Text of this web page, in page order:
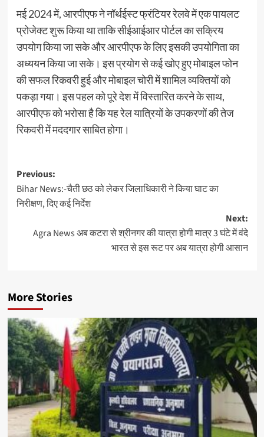
मई 2024 में, आरपीएफ ने नॉर्थईस्ट फ्रंटियर रेलवे में एक पायलट
प्रोजेक्ट शुरू किया था ताकि सीईआईआर पोर्टल का सक्रिय
उपयोग किया जा सके और आरपीएफ के लिए इसकी उपयोगिता का
अध्ययन किया जा सके। इस प्रयोग से कई खोए हुए मोबाइल फोन
की सफल रिकवरी हुई और मोबाइल चोरी में शामिल व्यक्तियों को
पकड़ा गया। इस पहल को पूरे देश में विस्तारित करने के साथ,
आरपीएफ को भरोसा है कि यह रेल यात्रियों के उपकरणों की तेज
रिकवरी में मददगार साबित होगा।
Post
navigation
Previous:
Bihar News:-चैती छठ को लेकर जिलाधिकारी ने किया घाट का
निरीक्षण, दिए कई निर्देश
Next:
Agra News अब कटरा से श्रीनगर की यात्रा होगी मात्र 3 घंटे में वंदे
भारत से इस रूट पर अब यात्रा होगी आसान
More Stories